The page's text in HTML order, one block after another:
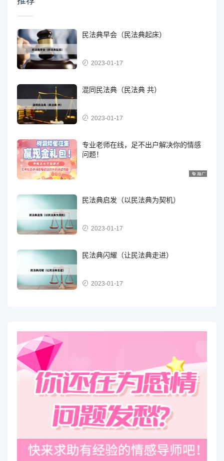
民法典早会（民法典起床）
2023-01-17
混同民法典（民法典 共）
2023-01-17
专业老师在线，足不出户解决你的情感
问题！
民法典启发（以民法典为契机）
2023-01-17
民法典闪耀（让民法典走进）
2023-01-17